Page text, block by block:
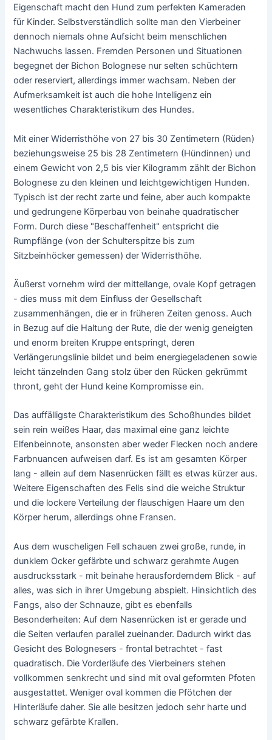
Eigenschaft macht den Hund zum perfekten Kameraden
für Kinder. Selbstverständlich sollte man den Vierbeiner
dennoch niemals ohne Aufsicht beim menschlichen
Nachwuchs lassen. Fremden Personen und Situationen
begegnet der Bichon Bolognese nur selten schüchtern
oder reserviert, allerdings immer wachsam. Neben der
Aufmerksamkeit ist auch die hohe Intelligenz ein
wesentliches Charakteristikum des Hundes.
Mit einer Widerristhöhe von 27 bis 30 Zentimetern (Rüden)
beziehungsweise 25 bis 28 Zentimetern (Hündinnen) und
einem Gewicht von 2,5 bis vier Kilogramm zählt der Bichon
Bolognese zu den kleinen und leichtgewichtigen Hunden.
Typisch ist der recht zarte und feine, aber auch kompakte
und gedrungene Körperbau von beinahe quadratischer
Form. Durch diese "Beschaffenheit" entspricht die
Rumpflänge (von der Schulterspitze bis zum
Sitzbeinhöcker gemessen) der Widerristhöhe.
Äußerst vornehm wird der mittellange, ovale Kopf getragen
- dies muss mit dem Einfluss der Gesellschaft
zusammenhängen, die er in früheren Zeiten genoss. Auch
in Bezug auf die Haltung der Rute, die der wenig geneigten
und enorm breiten Kruppe entspringt, deren
Verlängerungslinie bildet und beim energiegeladenen sowie
leicht tänzelnden Gang stolz über den Rücken gekrümmt
thront, geht der Hund keine Kompromisse ein.
Das auffälligste Charakteristikum des Schoßhundes bildet
sein rein weißes Haar, das maximal eine ganz leichte
Elfenbeinnote, ansonsten aber weder Flecken noch andere
Farbnuancen aufweisen darf. Es ist am gesamten Körper
lang - allein auf dem Nasenrücken fällt es etwas kürzer aus.
Weitere Eigenschaften des Fells sind die weiche Struktur
und die lockere Verteilung der flauschigen Haare um den
Körper herum, allerdings ohne Fransen.
Aus dem wuscheligen Fell schauen zwei große, runde, in
dunklem Ocker gefärbte und schwarz gerahmte Augen
ausdrucksstark - mit beinahe herausforderndem Blick - auf
alles, was sich in ihrer Umgebung abspielt. Hinsichtlich des
Fangs, also der Schnauze, gibt es ebenfalls
Besonderheiten: Auf dem Nasenrücken ist er gerade und
die Seiten verlaufen parallel zueinander. Dadurch wirkt das
Gesicht des Bolognesers - frontal betrachtet - fast
quadratisch. Die Vorderläufe des Vierbeiners stehen
vollkommen senkrecht und sind mit oval geformten Pfoten
ausgestattet. Weniger oval kommen die Pfötchen der
Hinterläufe daher. Sie alle besitzen jedoch sehr harte und
schwarz gefärbte Krallen.